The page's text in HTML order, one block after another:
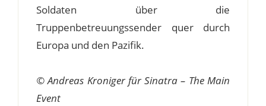
Soldaten über die
Truppenbetreuungssender quer durch
Europa und den Pazifik.
© Andreas Kroniger für Sinatra – The Main
Event